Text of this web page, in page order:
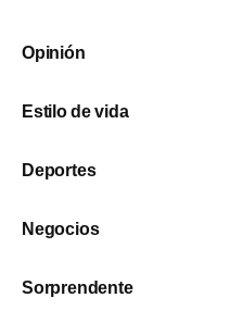
Opinión
Estilo de vida
Deportes
Negocios
Sorprendente